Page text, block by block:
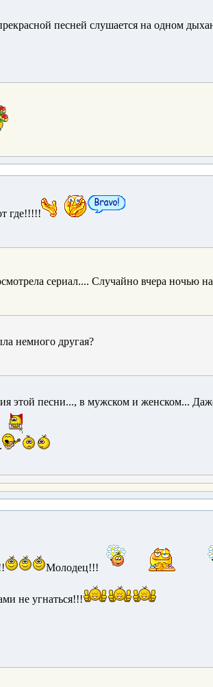
песней слушается на одном
где!!!!!
сериал.... Случайно вчера ночью
немного другая?
этой песни..., в мужском и женском...
Молодец!!!
не угнаться!!!